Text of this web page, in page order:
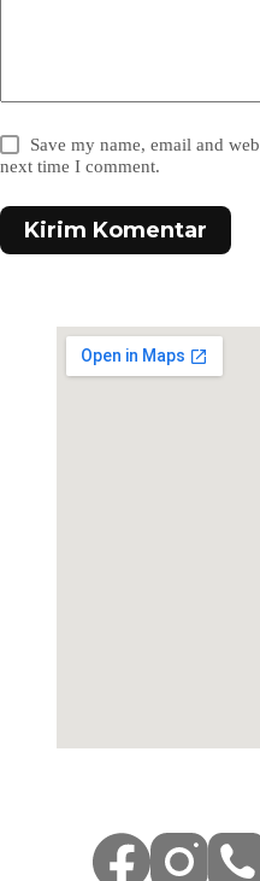
Save my name, email and
next time I comment.
Kirim Komentar